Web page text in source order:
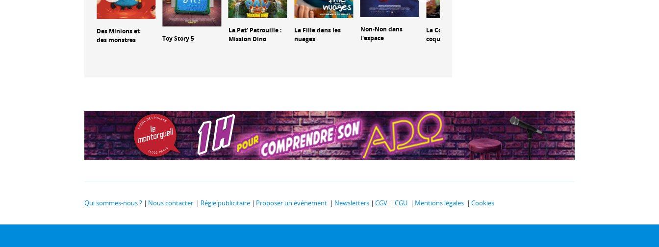
Des Minions et
des monstres
Toy Story 5
La Pat' Patrouille :
Mission Dino
La Fille dans les
nuages
Non-Non dans
l'espace
La Colline aux
coquelicots
Qui sommes-nous ? Nous contacter Régie publicitaire Proposer un événement Newsletters CGV CGU Mentions légales Cookies